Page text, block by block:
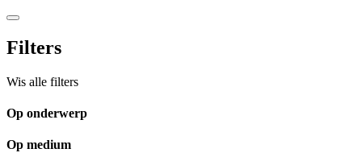
Filters
Wis alle filters
Op onderwerp
Op medium